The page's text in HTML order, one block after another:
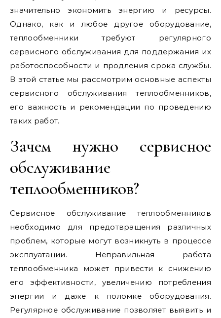
значительно экономить энергию и ресурсы.
Однако, как и любое другое оборудование,
теплообменники требуют регулярного
сервисного обслуживания для поддержания их
работоспособности и продления срока службы.
В этой статье мы рассмотрим основные аспекты
сервисного обслуживания теплообменников,
его важность и рекомендации по проведению
таких работ.
Зачем нужно сервисное
обслуживание
теплообменников?
Сервисное обслуживание теплообменников
необходимо для предотвращения различных
проблем, которые могут возникнуть в процессе
эксплуатации. Неправильная работа
теплообменника может привести к снижению
его эффективности, увеличению потребления
энергии и даже к поломке оборудования.
Регулярное обслуживание позволяет выявить и